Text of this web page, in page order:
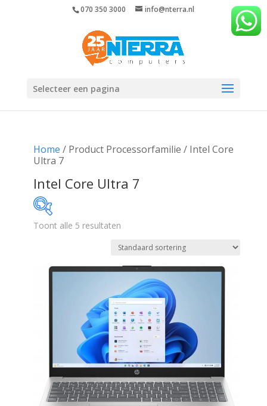
070 350 3000 info@nterra.nl
Selecteer een pagina
Home / Product Processorfamilie / Intel Core
Ultra 7
Intel Core Ultra 7
814 894 975 1 055 1 135
Toont alle 5 resultaten